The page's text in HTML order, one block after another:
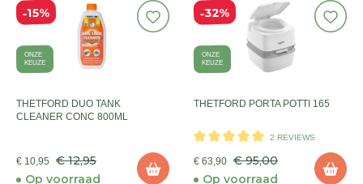
15%
ONZE
KEUZE
THETFORD DUO TANK
CLEANER CONC 800ML
€ 10,95
€ 12,95
Op voorraad
32%
ONZE
KEUZE
THETFORD PORTA POTTI 165
2 REVIEWS
€ 63,90 € 95,00
Op voorraad